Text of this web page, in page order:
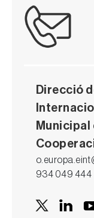
Direcció
Municipal
934 049 444